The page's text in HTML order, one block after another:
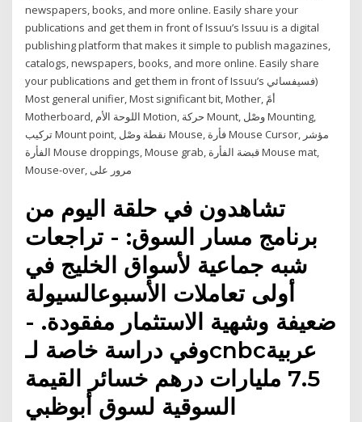
newspapers, books, and more online. Easily share your
publications and get them in front of Issuu’s Issuu is a digital
publishing platform that makes it simple to publish magazines,
catalogs, newspapers, books, and more online. Easily share
your publications and get them in front of Issuu’s فسيفسائي)
Most general unifier, Most significant bit, Mother, أمً
Motherboard, اللوحة الأم Motion, حركة Mount, وصْل Mounting,
تركيب Mount point, نقطة وصْل Mouse, فأرة Mouse Cursor, مؤشر
الفأرة Mouse droppings, Mouse grab, قبضة الفأرة Mouse mat,
Mouse-over, مرور على
تشاهدون في حلقة اليوم من
برنامج مسار السوق: - تراجعات
شبه جماعية لأسواق الخليج في
أولى تعاملات الأسبوعالسيولة
ضعيفة وشهية الاستثمار مفقودة. -
وفي دراسة خاصة لـcnbcعربية
7.5 مليارات درهم خسائر القيمة
السوقية لسوق أبوظبي